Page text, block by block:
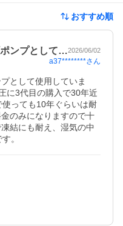
おすすめ順
ンプとして…2026/06/02
a37********さん
として使用していま
に3代目の購入で30年近
っても10年ぐらいは耐
のみになりますので十
結にも耐え、湿気の中
。